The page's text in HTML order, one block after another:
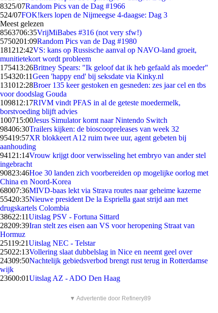
8325/07Random Pics van de Dag #1966
524/07FOK!kers lopen de Nijmeegse 4-daagse: Dag 3
Meest gelezen
8563706:35VrijMiBabes #316 (not very sfw!)
5750201:09Random Pics van de Dag #1980
181212:42VS: kans op Russische aanval op NAVO-land groeit,
munitietekort wordt probleem
175413:26Britney Spears: "Ik geloof dat ik heb gefaald als moeder"
154320:11Geen 'happy end' bij seksdate via Kinky.nl
131012:28Broer 135 keer gestoken en gesneden: zes jaar cel en tbs
voor doodslag Gouda
109812:17RIVM vindt PFAS in al de geteste moedermelk,
borstvoeding blijft advies
100715:00Jesus Simulator komt naar Nintendo Switch
98406:30Trailers kijken: de bioscoopreleases van week 32
95419:57XR blokkeert A12 ruim twee uur, agent gebeten bij
aanhouding
941 21:14Vrouw krijgt door verwisseling het embryo van ander stel
ingebracht
90823:46Hoe 30 landen zich voorbereiden op mogelijke oorlog met
China en Noord-Korea
68007:36MIVD-baas lekt via Strava routes naar geheime kazerne
55420:35Nieuwe president De la Espriella gaat strijd aan met
drugskartels Colombia
38622:11Uitslag PSV - Fortuna Sittard
28209:39Iran stelt zes eisen aan VS voor heropening Straat van
Hormuz
25119:21Uitslag NEC - Telstar
25022:13Vollering slaat dubbelslag in Nice en neemt geel over
24309:50Nachtelijk gebiedsverbod brengt rust terug in Rotterdamse
wijk
23600:01Uitslag AZ - ADO Den Haag
▼ Advertentie door Refinery89